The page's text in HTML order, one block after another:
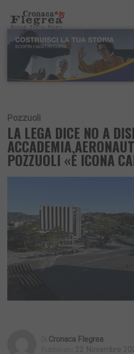
Pozzuoli
LA LEGA DICE NO A
ACCADEMIA
POZZUOLI «È ICONA
Cronaca Flegrea
22 Novembre